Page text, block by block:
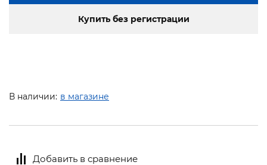
Купить без регистрации
В наличии: в магазине
Добавить в сравнение